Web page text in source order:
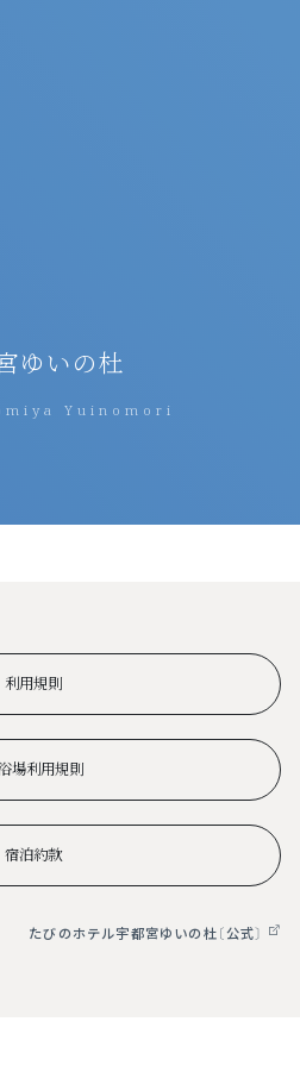
ゆいの杜
Yuinomori
利用規則
場利用規則
宿泊約款
たびのホテル宇都宮ゆいの杜〔公式〕